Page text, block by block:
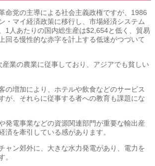
命党の主導による社会主義政権ですが、1986
・マイ経済政策に移行し、市場経済システム
1人あたりの国内総生産は$2,654と低く、貿易
回る慢性的な赤字を計上する低迷がつづいて
産業の農業に従事しており、アジアでも貧しい
の増加により、ホテルや飲食などのサービス
が、それらに従事する者への教育も課題にな
発電事業などの資源関連部門が重要な輸出産
済を牽引している感があります。
ャン郊外に、大きな水力発電があり、電力を
。